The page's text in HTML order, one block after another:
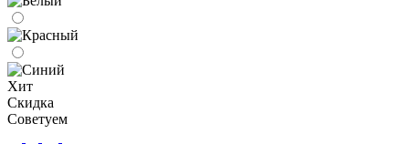
Хит
Скидка
Советуем